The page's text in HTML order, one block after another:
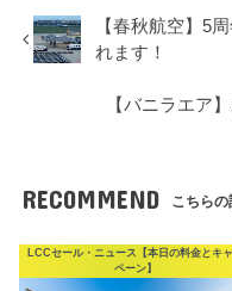
【春秋航空】5
れます！
【バニラエア
RECOMMEND こちらの
LCCセール・ニュース【本日の料金とキ
ペーン】